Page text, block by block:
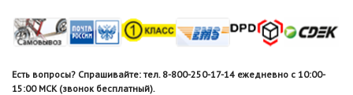
Есть вопросы? Спрашивайте: тел. 8-800-250-17-14 ежедневно с 10:00-
15:00 МСК (звонок бесплатный).